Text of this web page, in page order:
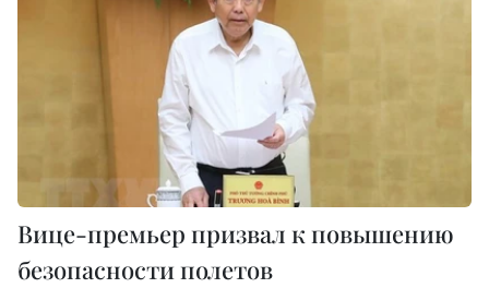
Вице-премьер призвал к повышению
безопасности полетов